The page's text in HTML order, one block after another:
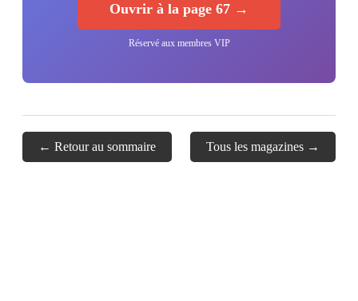
Ouvrir à la page 67 →
Réservé aux membres VIP
← Retour au sommaire Tous les magazines →